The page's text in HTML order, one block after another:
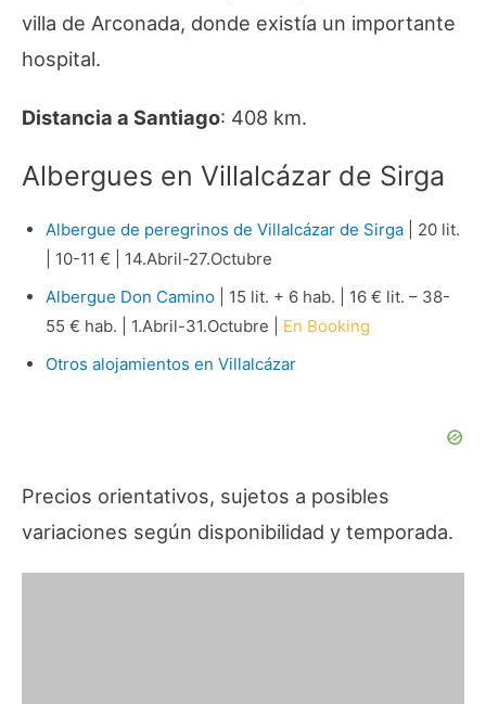
villa de Arconada, donde existía un importante
hospital.
Distancia a Santiago: 408 km.
Albergues en Villalcázar de Sirga
Albergue de peregrinos de Villalcázar de Sirga| 20 lit.
| 10-11 € | 14.Abril-27.Octubre
Albergue Don Camino| 15 lit. + 6 hab. | 16 € lit. – 38-
55 € hab. | 1.Abril-31.Octubre | En Booking
Otros alojamientos en Villalcázar
Precios orientativos, sujetos a posibles
variaciones según disponibilidad y temporada.